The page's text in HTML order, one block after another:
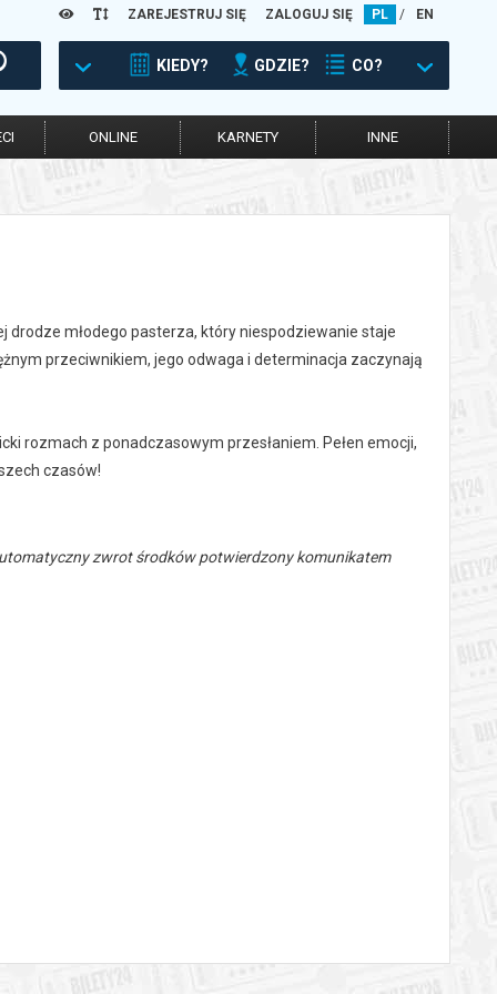
ZAREJESTRUJ SIĘ ZALOGUJ SIĘ PL / EN
KIEDY? GDZIE? CO?
ONLINE KARNETY INNE
drodze młodego pasterza, który niespodziewanie staje
przeciwnikiem, jego odwaga i determinacja zaczynają
rozmach z ponadczasowym przesłaniem. Pełen emocji,
czasów!
zwrot środków potwierdzony komunikatem